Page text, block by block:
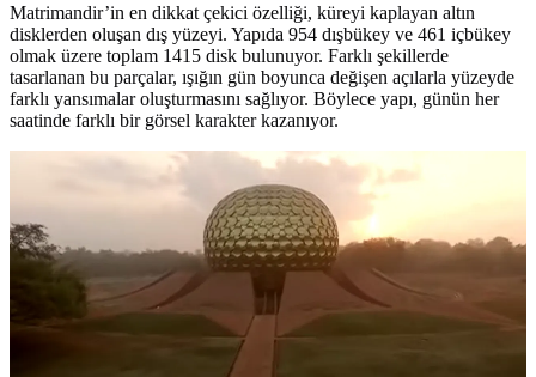
Matrimandir’in en dikkat çekici özelliği, küreyi kaplayan altın
disklerden oluşan dış yüzeyi. Yapıda 954 dışbükey ve 461 içbükey
olmak üzere toplam 1415 disk bulunuyor. Farklı şekillerde
tasarlanan bu parçalar, ışığın gün boyunca değişen açılarla yüzeyde
farklı yansımalar oluşturmasını sağlıyor. Böylece yapı, günün her
saatinde farklı bir görsel karakter kazanıyor.